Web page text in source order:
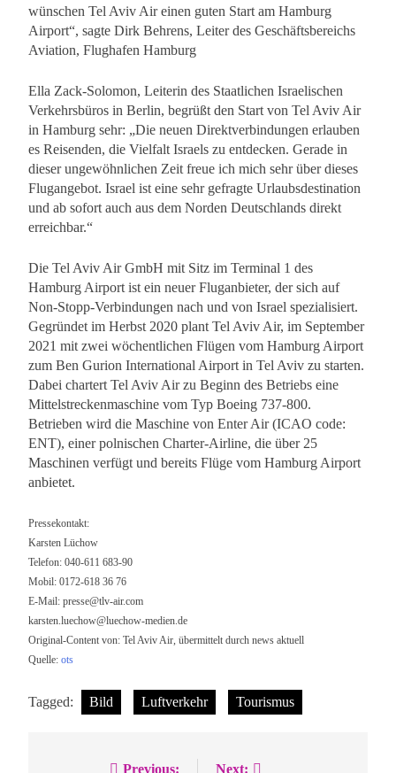
wünschen Tel Aviv Air einen guten Start am Hamburg
Airport“, sagte Dirk Behrens, Leiter des Geschäftsbereichs
Aviation, Flughafen Hamburg
Ella Zack-Solomon, Leiterin des Staatlichen Israelischen
Verkehrsbüros in Berlin, begrüßt den Start von Tel Aviv Air
in Hamburg sehr: „Die neuen Direktverbindungen erlauben
es Reisenden, die Vielfalt Israels zu entdecken. Gerade in
dieser ungewöhnlichen Zeit freue ich mich sehr über dieses
Flugangebot. Israel ist eine sehr gefragte Urlaubsdestination
und ab sofort auch aus dem Norden Deutschlands direkt
erreichbar.“
Die Tel Aviv Air GmbH mit Sitz im Terminal 1 des
Hamburg Airport ist ein neuer Fluganbieter, der sich auf
Non-Stopp-Verbindungen nach und von Israel spezialisiert.
Gegründet im Herbst 2020 plant Tel Aviv Air, im September
2021 mit zwei wöchentlichen Flügen vom Hamburg Airport
zum Ben Gurion International Airport in Tel Aviv zu starten.
Dabei chartert Tel Aviv Air zu Beginn des Betriebs eine
Mittelstreckenmaschine vom Typ Boeing 737-800.
Betrieben wird die Maschine von Enter Air (ICAO code:
ENT), einer polnischen Charter-Airline, die über 25
Maschinen verfügt und bereits Flüge vom Hamburg Airport
anbietet.
Pressekontakt:
Karsten Lüchow
Telefon: 040-611 683-90
Mobil: 0172-618 36 76
E-Mail: presse@tlv-air.com
karsten.luechow@luechow-medien.de
Original-Content von: Tel Aviv Air, übermittelt durch news aktuell
Quelle: ots
Tagged: Bild Luftverkehr Tourismus
Previous: Next: